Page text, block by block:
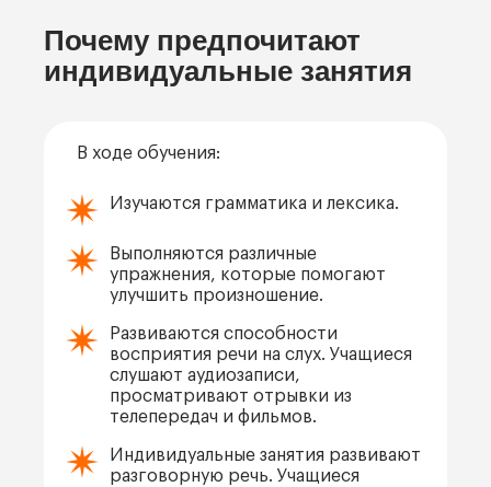
Почему предпочитают
индивидуальные занятия
В ходе обучения:
Изучаются грамматика и лексика.
Выполняются различные
упражнения, которые помогают
улучшить произношение.
Развиваются способности
восприятия речи на слух. Учащиеся
слушают аудиозаписи,
просматривают отрывки из
телепередач и фильмов.
Индивидуальные занятия развивают
разговорную речь. Учащиеся